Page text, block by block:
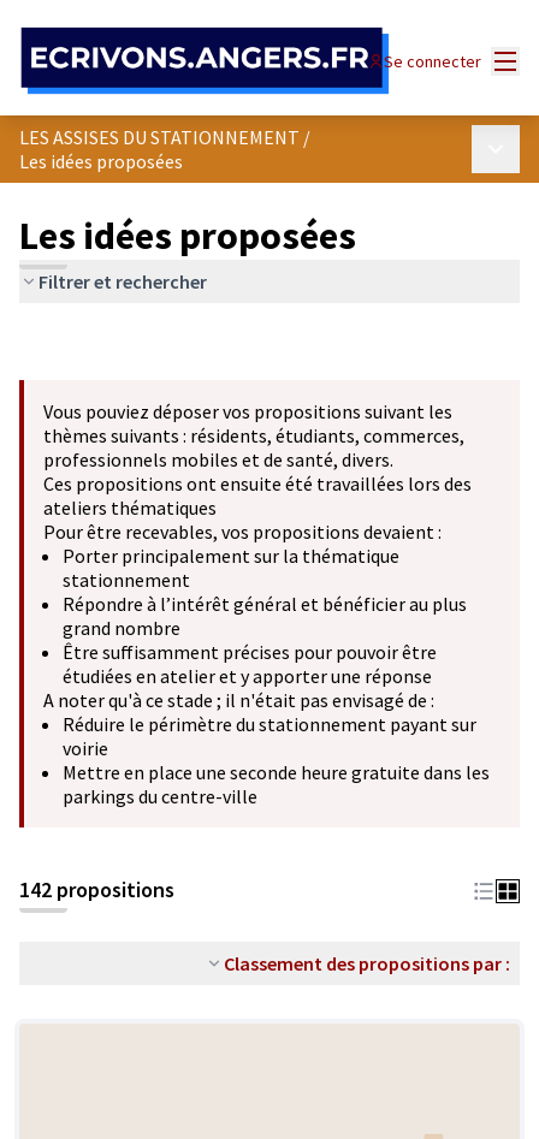
Se connecter
LES ASSISES DU STATIONNEMENT /
Les idées proposées
Les idées proposées
Filtrer et rechercher
Vous pouviez déposer vos propositions suivant les
thèmes suivants : résidents, étudiants, commerces,
professionnels mobiles et de santé, divers.
Ces propositions ont ensuite été travaillées lors des
ateliers thématiques
Pour être recevables, vos propositions devaient :
Porter principalement sur la thématique
stationnement
Répondre à l’intérêt général et bénéficier au plus
grand nombre
Être suffisamment précises pour pouvoir être
étudiées en atelier et y apporter une réponse
A noter qu'à ce stade ; il n'était pas envisagé de :
Réduire le périmètre du stationnement payant sur
voirie
Mettre en place une seconde heure gratuite dans les
parkings du centre-ville
142 propositions
Classement des propositions par :